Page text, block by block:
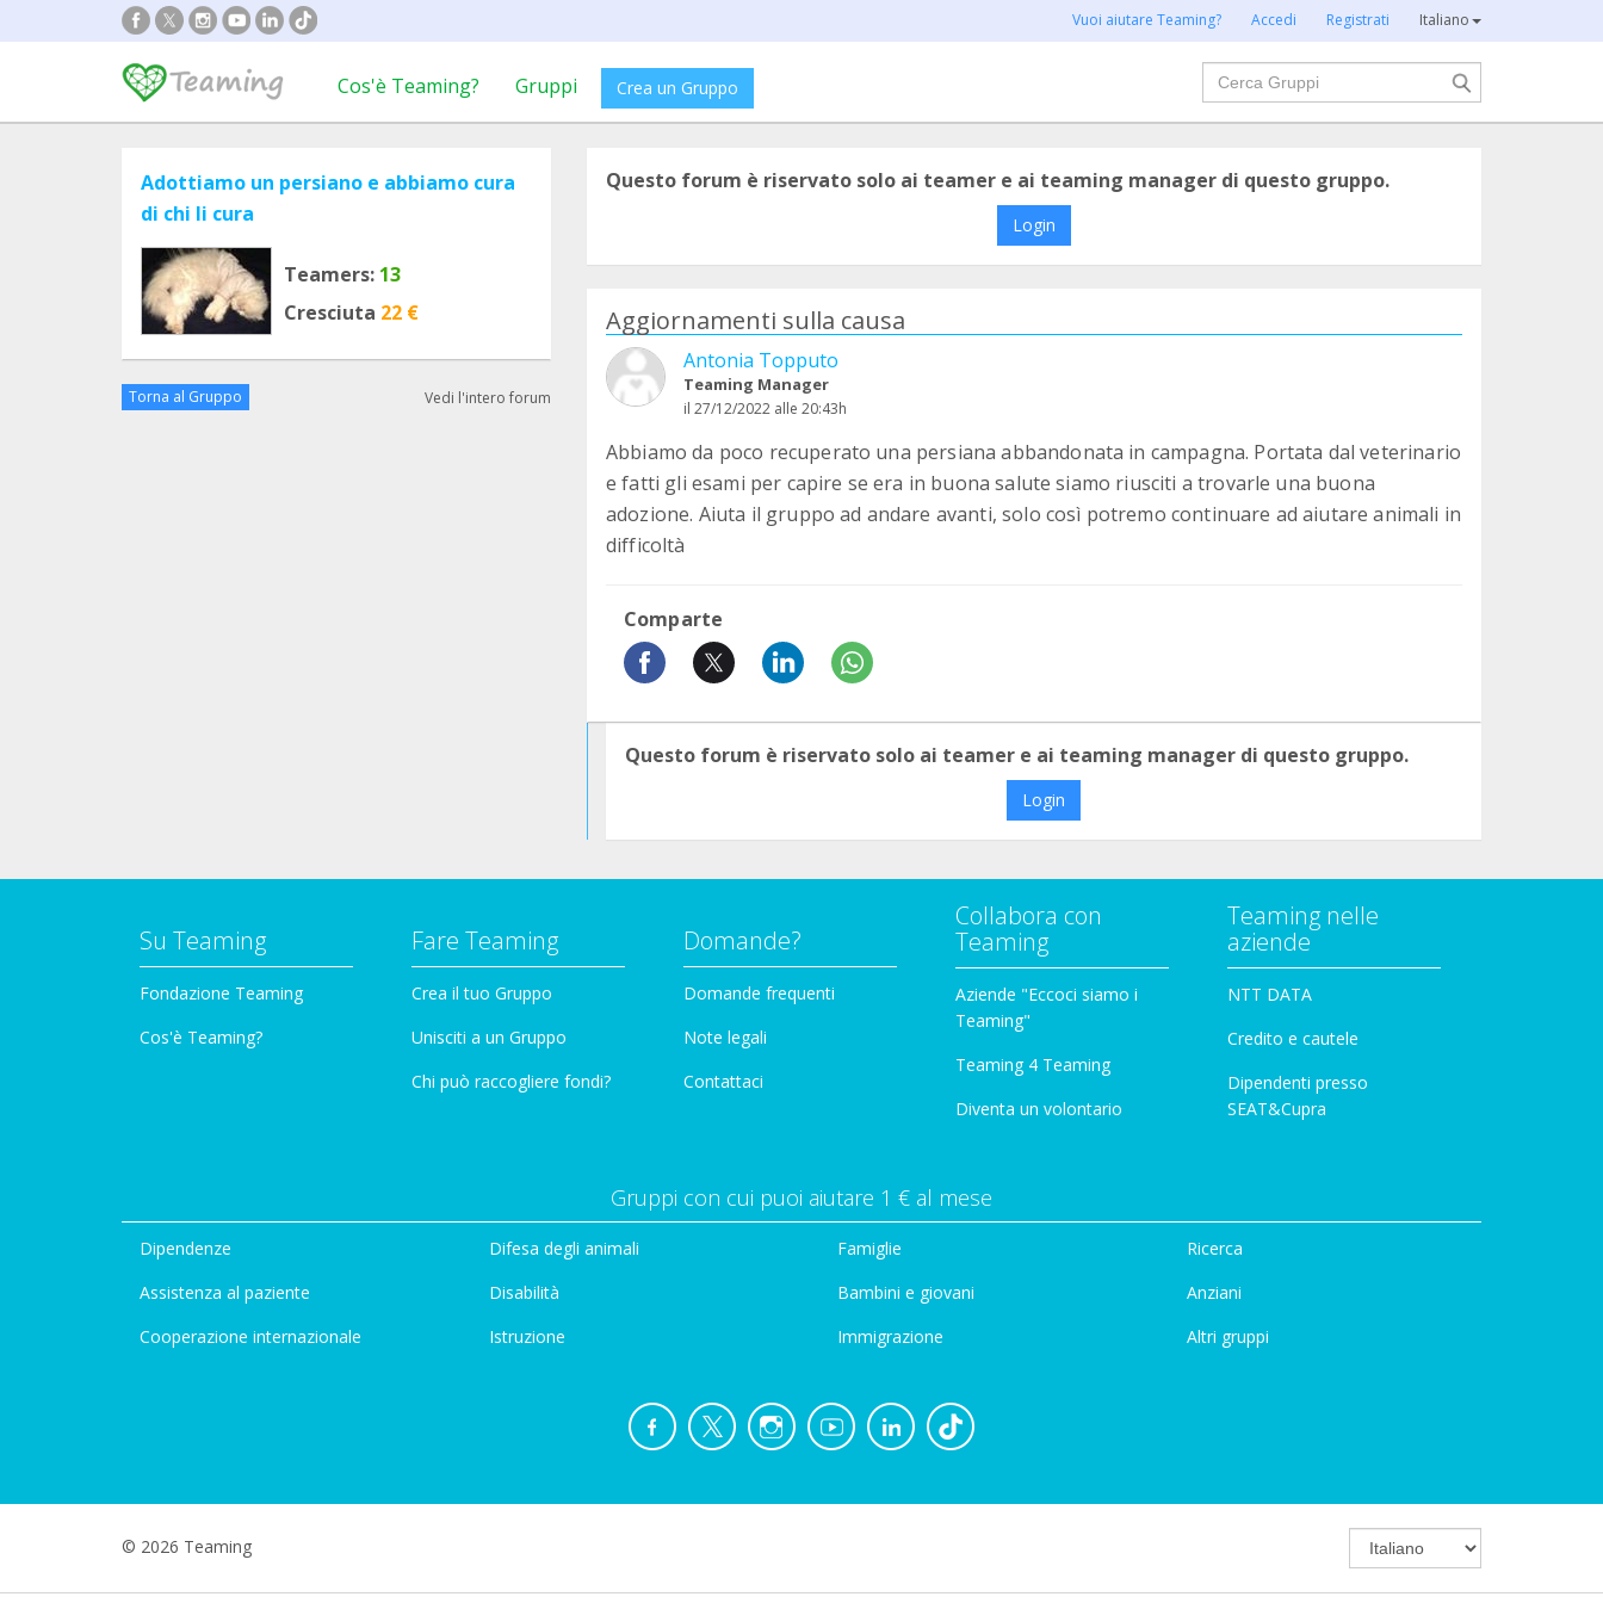
Vuoi aiutare Teaming? Accedi Registrati Italiano
Cos'è Teaming? Gruppi Crea un Gruppo
Cerca
Adottiamo un persiano e abbiamo cura
di chi li cura
Teamers: 13
Cresciuta 22 €
Torna al Gruppo Vedi l'intero forum
Questo forum è riservato solo ai teamer e ai teaming manager di questo gruppo.
Login
Aggiornamenti sulla causa
Antonia Topputo
Teaming Manager
il 27/12/2022 alle 20:43h
Abbiamo da poco recuperato una persiana abbandonata in campagna. Portata dal veterinario
e fatti gli esami per capire se era in buona salute siamo riusciti a trovarle una buona
adozione. Aiuta il gruppo ad andare avanti, solo così potremo continuare ad aiutare animali in
difficoltà
Comparte
Questo forum è riservato solo ai teamer e ai teaming manager di questo gruppo.
Login
Su Teaming
Fondazione Teaming
Cos'è Teaming?
Fare Teaming
Crea il tuo Gruppo
Unisciti a un Gruppo
Chi può raccogliere fondi?
Domande?
Domande frequenti
Note legali
Contattaci
Collabora con
Teaming
Aziende "Eccoci siamo i
Teaming"
Teaming 4 Teaming
Diventa un volontario
Teaming nelle
aziende
NTT DATA
Credito e cautele
Dipendenti presso
SEAT&Cupra
Gruppi con cui puoi aiutare 1 € al mese
Dipendenze
Assistenza al paziente
Cooperazione internazionale
Difesa degli animali
Disabilità
Istruzione
Famiglie
Bambini e giovani
Immigrazione
Ricerca
Anziani
Altri gruppi
© 2026 Teaming